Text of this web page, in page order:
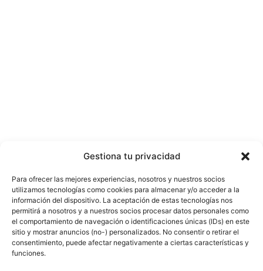
Gestiona tu privacidad
Para ofrecer las mejores experiencias, nosotros y nuestros socios
utilizamos tecnologías como cookies para almacenar y/o acceder a la
información del dispositivo. La aceptación de estas tecnologías nos
permitirá a nosotros y a nuestros socios procesar datos personales como
el comportamiento de navegación o identificaciones únicas (IDs) en este
sitio y mostrar anuncios (no-) personalizados. No consentir o retirar el
consentimiento, puede afectar negativamente a ciertas características y
funciones.